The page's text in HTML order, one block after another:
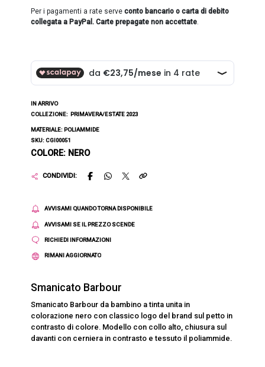
Per i pagamenti a rate serveconto bancario o carta di debito
collegata a PayPal. Carte prepagate non accettate.
IN ARRIVO
COLLEZIONE: PRIMAVERA/ESTATE 2023
MATERIALE: POLIAMMIDE
SKU: CGI00051
COLORE: NERO
CONDIVIDI:
AVVISAMI QUANDO TORNA DISPONIBILE
AVVISAMI SE IL PREZZO SCENDE
RICHIEDI INFORMAZIONI
RIMANI AGGIORNATO
Smanicato Barbour
Smanicato Barbour da bambino a tinta unita in
colorazione nero con classico logo del brand sul petto in
contrasto di colore. Modello con collo alto, chiusura sul
davanti con cerniera in contrasto e tessuto il poliammide.